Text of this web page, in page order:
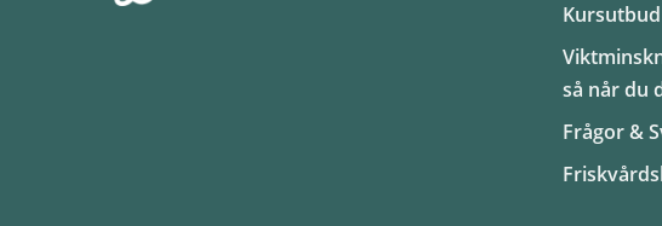
Kursutbud
så når du
Frågor &